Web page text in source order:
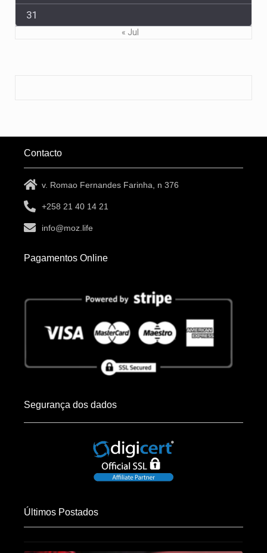
31
« Jul
Contacto
v. Romao Fernandes Farinha, n 376
+258 21 40 14 21
info@moz.life
Pagamentos Online
Segurança dos dados
Últimos Postados